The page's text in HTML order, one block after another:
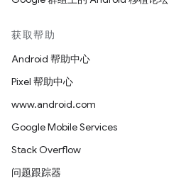
获取帮助
Android 帮助中心
Pixel 帮助中心
www.android.com
Google Mobile Services
Stack Overflow
问题跟踪器